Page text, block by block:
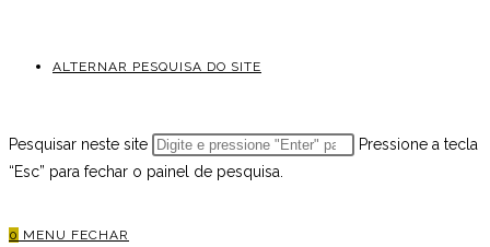
ALTERNAR PESQUISA DO SITE
Pesquisar neste site
Pressione a tecla
“Esc” para fechar o painel de pesquisa.
0 MENU FECHAR